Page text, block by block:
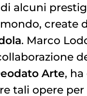
alcuni
create
. Marco
Arte,
tali opere per